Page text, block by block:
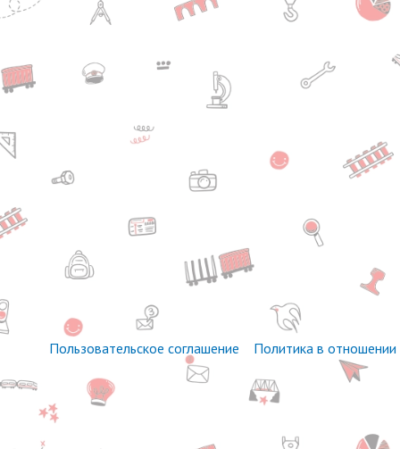
Пользовательское соглашение Политика в